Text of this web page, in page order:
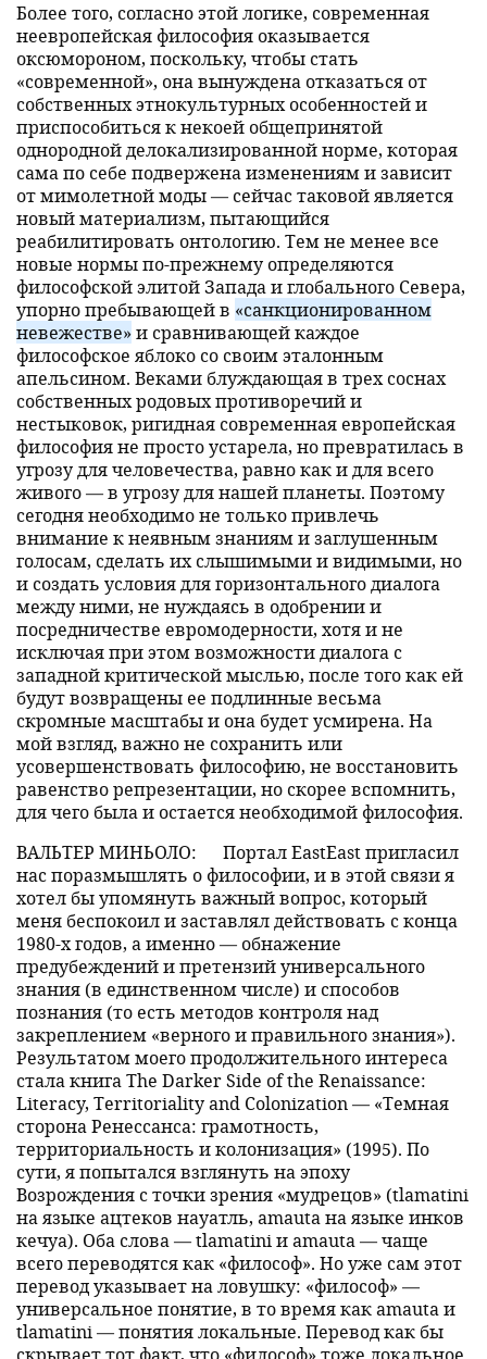
Более того, согласно этой логике, современная
неевропейская философия оказывается
оксюмороном, поскольку, чтобы стать
«современной», она вынуждена отказаться от
собственных этнокультурных особенностей и
приспособиться к некоей общепринятой
однородной делокализированной норме, которая
сама по себе подвержена изменениям и зависит
от мимолетной моды — сейчас таковой является
новый материализм, пытающийся
реабилитировать онтологию. Тем не менее все
новые нормы по-прежнему определяются
философской элитой Запада и глобального Севера,
упорно пребывающей в «санкционированном
невежестве»и сравнивающей каждое
философское яблоко со своим эталонным
апельсином. Веками блуждающая в трех соснах
собственных родовых противоречий и
нестыковок, ригидная современная европейская
философия не просто устарела, но превратилась в
угрозу для человечества, равно как и для всего
живого — в угрозу для нашей планеты. Поэтому
сегодня необходимо не только привлечь
внимание к неявным знаниям и заглушенным
голосам, сделать их слышимыми и видимыми, но
и создать условия для горизонтального диалога
между ними, не нуждаясь в одобрении и
посредничестве евромодерности, хотя и не
исключая при этом возможности диалога с
западной критической мыслью, после того как ей
будут возвращены ее подлинные весьма
скромные масштабы и она будет усмирена. На
мой взгляд, важно не сохранить или
усовершенствовать философию, не восстановить
равенство репрезентации, но скорее вспомнить,
для чего была и остается необходимой философия.
ВАЛЬТЕР МИНЬОЛО:
Портал EastEast пригласил
нас поразмышлять о философии, и в этой связи я
хотел бы упомянуть важный вопрос, который
меня беспокоил и заставлял действовать с конца
1980-х годов, а именно — обнажение
предубеждений и претензий универсального
знания (в единственном числе) и способов
познания (то есть методов контроля над
закреплением «верного и правильного знания»).
Результатом моего продолжительного интереса
стала книга The Darker Side of the Renaissance:
Literacy, Territoriality and Colonization — «Темная
сторона Ренессанса: грамотность,
территориальность и колонизация» (1995). По
сути, я попытался взглянуть на эпоху
Возрождения с точки зрения «мудрецов» (tlamatini
на языке ацтеков науатль, amauta на языке инков
кечуа). Оба слова — tlamatini и amauta — чаще
всего переводятся как «философ». Но уже сам этот
перевод указывает на ловушку: «философ» —
универсальное понятие, в то время как amauta и
tlamatini — понятия локальные. Перевод как бы
скрывает тот факт, что «философ» тоже локальное